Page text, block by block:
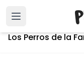
Accueil Los
Los Perros de la